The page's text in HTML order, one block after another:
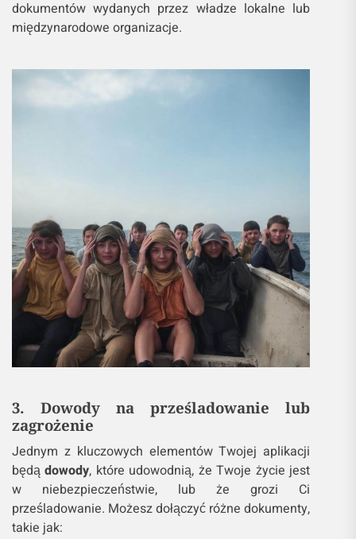
dokumentów wydanych przez władze lokalne lub
międzynarodowe organizacje.
3. Dowody na prześladowanie lub
zagrożenie
Jednym z kluczowych elementów Twojej aplikacji
będądowody, które udowodnią, że Twoje życie jest
w niebezpieczeństwie, lub że grozi Ci
prześladowanie. Możesz dołączyć różne dokumenty,
takie jak: